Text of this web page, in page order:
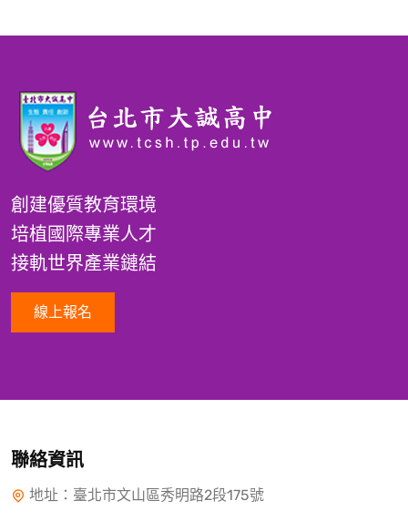
創建優質教育環境
培植國際專業人才
接軌世界產業鏈結
線上報名
聯絡資訊
地址：臺北市文山區秀明路2段175號